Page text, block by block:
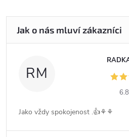
RM
Jako vždy spokojenost .👍⚘️⚘️